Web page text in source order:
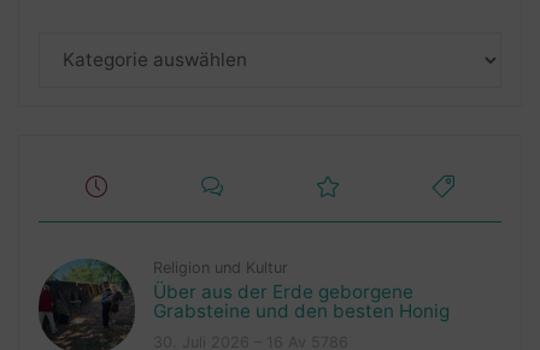
Kategorien
Religion und Kultur
Über aus der Erde geborgene
Grabsteine und den besten Honig